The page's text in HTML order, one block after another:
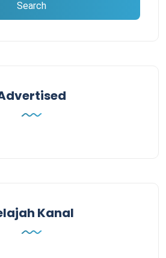
Kanal